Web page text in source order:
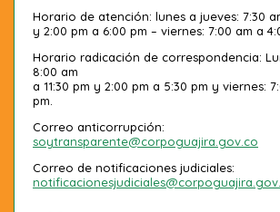
Horario de atención: lunes a jueves: 7:30
y 2:00 pm a 6:00 pm – viernes: 7:00 am a
Horario radicación de correspondencia:
8:00 am
a 11:30 pm y 2:00 pm a 5:30 pm y viernes:
pm.
Correo anticorrupción:
soytransparente@corpoguajira.gov.co
Correo de notificaciones judiciales: